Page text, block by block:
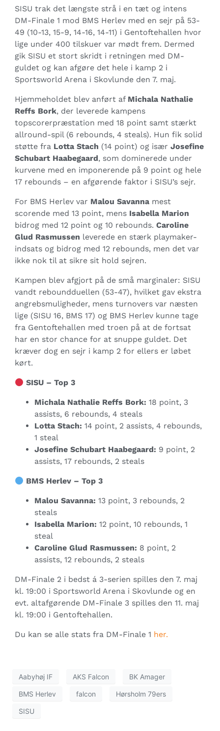
SISU trak det længste strå i en tæt og intens
DM-Finale 1 mod BMS Herlev med en sejr på 53-
49 (10-13, 15-9, 14-16, 14-11) i Gentoftehallen hvor
lige under 400 tilskuer var mødt frem. Dermed
gik SISU et stort skridt i retningen med DM-
guldet og kan afgøre det hele i kamp 2 i
Sportsworld Arena i Skovlunde den 7. maj.
Hjemmeholdet blev anført af Michala Nathalie
Reffs Bork, der leverede kampens
topscorerpræstation med 18 point samt stærkt
allround-spil (6 rebounds, 4 steals). Hun fik solid
støtte fra Lotta Stach (14 point) og især Josefine
Schubart Haabegaard, som dominerede under
kurvene med en imponerende på 9 point og hele
17 rebounds – en afgørende faktor i SISU’s sejr.
For BMS Herlev var Malou Savanna mest
scorende med 13 point, mens Isabella Marion
bidrog med 12 point og 10 rebounds. Caroline
Glud Rasmussen leverede en stærk playmaker-
indsats og bidrog med 12 rebounds, men det var
ikke nok til at sikre sit hold sejren.
Kampen blev afgjort på de små marginaler: SISU
vandt reboundduellen (53-47), hvilket gav ekstra
angrebsmuligheder, mens turnovers var næsten
lige (SISU 16, BMS 17) og BMS Herlev kunne tage
fra Gentoftehallen med troen på at de fortsat
har en stor chance for at snuppe guldet. Det
kræver dog en sejr i kamp 2 for ellers er løbet
kørt.
SISU – Top 3
Michala Nathalie Reffs Bork: 18 point, 3
assists, 6 rebounds, 4 steals
Lotta Stach: 14 point, 2 assists, 4 rebounds,
1 steal
Josefine Schubart Haabegaard: 9 point, 2
assists, 17 rebounds, 2 steals
BMS Herlev – Top 3
Malou Savanna: 13 point, 3 rebounds, 2
steals
Isabella Marion: 12 point, 10 rebounds, 1
steal
Caroline Glud Rasmussen: 8 point, 2
assists, 12 rebounds, 2 steals
DM-Finale 2 i bedst á 3-serien spilles den 7. maj
kl. 19:00 i Sportsworld Arena i Skovlunde og en
evt. altafgørende DM-Finale 3 spilles den 11. maj
kl. 19:00 i Gentoftehallen.
Du kan se alle stats fra DM-Finale 1 her.
Aabyhøj IF AKS Falcon BK Amager
BMS Herlev falcon Hørsholm 79ers
SISU